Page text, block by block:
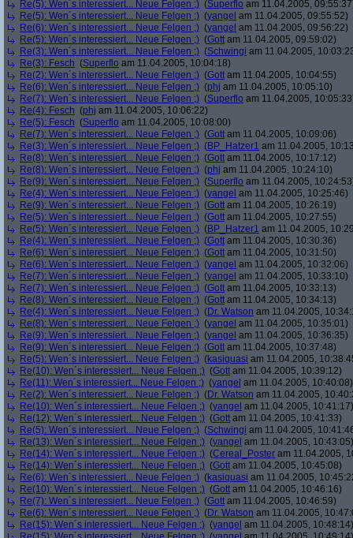
Re(5): Wen´s interessiert... Neue Felgen ;) (Superflo am 11.04.2005,
Re(5): Wen´s interessiert... Neue Felgen ;) (yangel am 11.04.2005, 09:55:52)
Re(6): Wen´s interessiert... Neue Felgen ;) (yangel am 11.04.2005, 09:56:22)
Re(5): Wen´s interessiert... Neue Felgen ;) (Gott am 11.04.2005, 09:59:02)
Re(3): Wen´s interessiert... Neue Felgen ;) (Schwingi am 11.04.2005,
Re(3): Fesch (Superflo am 11.04.2005, 10:04:18)
Re(2): Wen´s interessiert... Neue Felgen ;) (Gott am 11.04.2005, 10:04:55)
Re(6): Wen´s interessiert... Neue Felgen ;) (phj am 11.04.2005, 10:05:10)
Re(7): Wen´s interessiert... Neue Felgen ;) (Superflo am 11.04.2005,
Re(4): Fesch (phj am 11.04.2005, 10:06:22)
Re(5): Fesch (Superflo am 11.04.2005, 10:08:00)
Re(7): Wen´s interessiert... Neue Felgen ;) (Gott am 11.04.2005, 10:09:06)
Re(3): Wen´s interessiert... Neue Felgen ;) (BP_Hatzer1 am 11.04.2005,
Re(8): Wen´s interessiert... Neue Felgen ;) (Gott am 11.04.2005, 10:17:12)
Re(8): Wen´s interessiert... Neue Felgen ;) (phj am 11.04.2005, 10:24:10)
Re(9): Wen´s interessiert... Neue Felgen ;) (Superflo am 11.04.2005,
Re(4): Wen´s interessiert... Neue Felgen ;) (yangel am 11.04.2005, 10:25:46)
Re(9): Wen´s interessiert... Neue Felgen ;) (Gott am 11.04.2005, 10:26:19)
Re(5): Wen´s interessiert... Neue Felgen ;) (Gott am 11.04.2005, 10:27:55)
Re(5): Wen´s interessiert... Neue Felgen ;) (BP_Hatzer1 am 11.04.2005,
Re(4): Wen´s interessiert... Neue Felgen ;) (Gott am 11.04.2005, 10:30:36)
Re(6): Wen´s interessiert... Neue Felgen ;) (Gott am 11.04.2005, 10:31:50)
Re(6): Wen´s interessiert... Neue Felgen ;) (yangel am 11.04.2005, 10:32:06)
Re(7): Wen´s interessiert... Neue Felgen ;) (yangel am 11.04.2005, 10:33:10)
Re(7): Wen´s interessiert... Neue Felgen ;) (Gott am 11.04.2005, 10:33:13)
Re(8): Wen´s interessiert... Neue Felgen ;) (Gott am 11.04.2005, 10:34:13)
Re(4): Wen´s interessiert... Neue Felgen ;) (Dr. Watson am 11.04.2005,
Re(8): Wen´s interessiert... Neue Felgen ;) (yangel am 11.04.2005, 10:35:01)
Re(9): Wen´s interessiert... Neue Felgen ;) (yangel am 11.04.2005, 10:36:35)
Re(9): Wen´s interessiert... Neue Felgen ;) (Gott am 11.04.2005, 10:37:48)
Re(5): Wen´s interessiert... Neue Felgen ;) (kasiquasi am 11.04.2005,
Re(10): Wen´s interessiert... Neue Felgen ;) (Gott am 11.04.2005, 10:39:12)
Re(11): Wen´s interessiert... Neue Felgen ;) (yangel am 11.04.2005, 10:40:08)
Re(2): Wen´s interessiert... Neue Felgen ;) (Dr. Watson am 11.04.2005,
Re(10): Wen´s interessiert... Neue Felgen ;) (yangel am 11.04.2005, 10:41:17)
Re(12): Wen´s interessiert... Neue Felgen ;) (Gott am 11.04.2005, 10:41:33)
Re(5): Wen´s interessiert... Neue Felgen ;) (Schwingi am 11.04.2005,
Re(13): Wen´s interessiert... Neue Felgen ;) (yangel am 11.04.2005, 10:43:05)
Re(14): Wen´s interessiert... Neue Felgen ;) (Cereal_Poster am 11.04.2005,
Re(14): Wen´s interessiert... Neue Felgen ;) (Gott am 11.04.2005, 10:45:08)
Re(6): Wen´s interessiert... Neue Felgen ;) (kasiquasi am 11.04.2005,
Re(10): Wen´s interessiert... Neue Felgen ;) (Gott am 11.04.2005, 10:46:16)
Re(7): Wen´s interessiert... Neue Felgen ;) (Gott am 11.04.2005, 10:46:59)
Re(6): Wen´s interessiert... Neue Felgen ;) (Dr. Watson am 11.04.2005,
Re(15): Wen´s interessiert... Neue Felgen ;) (yangel am 11.04.2005, 10:48:14)